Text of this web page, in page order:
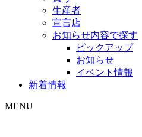
生産者
宣言店
お知らせ内容で探す
ピックアップ
お知らせ
イベント情報
新着情報
MENU